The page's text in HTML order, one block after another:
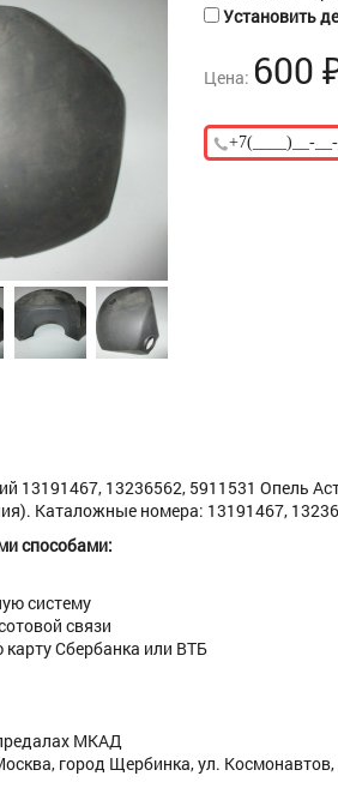
Установить
Цена: 600
13191467, 13236562, 5911531 Опель
Каталожные номера: 13191467,
способами:
систему
связи
Сбербанка или ВТБ
МКАД
город Щербинка, ул. Космонавтов,